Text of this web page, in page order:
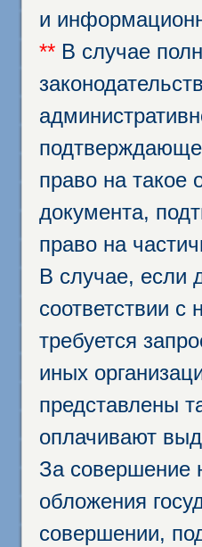
и
** В случае
право на такое
документа,
право на
В случае, если
соответствии
требуется
иных
представлены
оплачивают
За совершение
обложения
совершении,